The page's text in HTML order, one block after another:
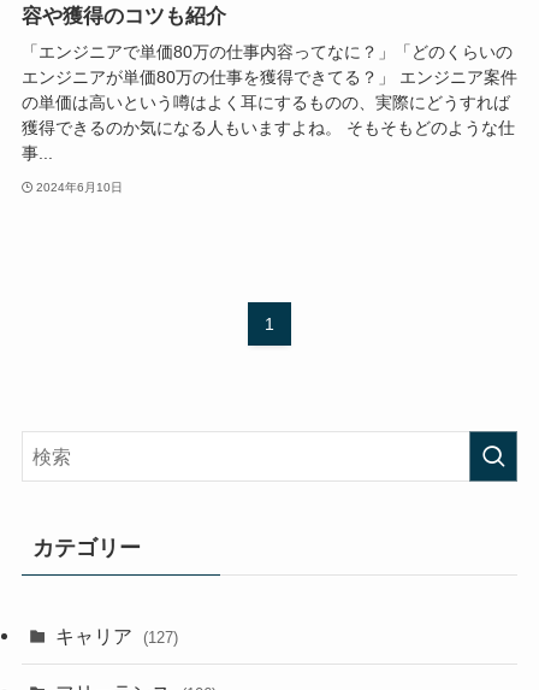
容や獲得のコツも紹介
「エンジニアで単価80万の仕事内容ってなに？」「どのくらいの
エンジニアが単価80万の仕事を獲得できてる？」 エンジニア案件
の単価は高いという噂はよく耳にするものの、実際にどうすれば
獲得できるのか気になる人もいますよね。 そもそもどのような仕
事...
2024年6月10日
1
カテゴリー
キャリア (127)